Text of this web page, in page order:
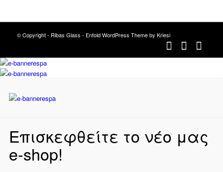
© Copyright - Ribas Glass - Enfold WordPress Theme by Kriesi
Επισκεφθείτε το νέο μας
e-shop!